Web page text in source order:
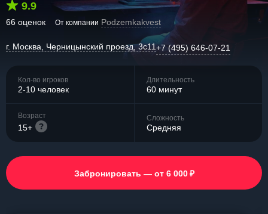
9.9
66 оценок От компании Podzemkakvest
г. Москва, Черницынский проезд, 3с11+7 (495) 646-07-21
Кол-во игроков
2-10 человек
Длительность
60 минут
Возраст
15+
Сложность
Средняя
Забронировать — от 6 000 ₽